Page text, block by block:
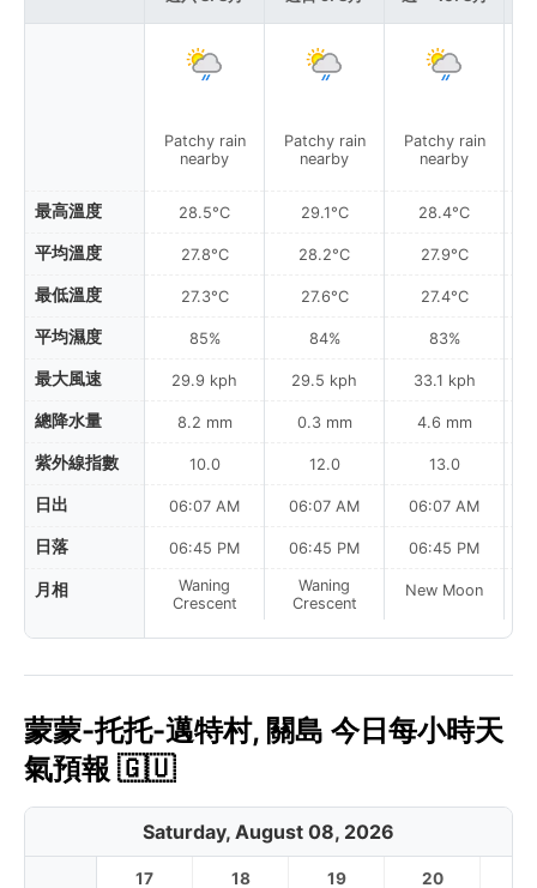
最高溫度
平均溫度
最低溫度
平均濕度
最大風速
總降水量
紫外線指數
日出
日落
月相
Patchy rain
nearby
28.5°C
27.8°C
27.3°C
85%
29.9 kph
8.2 mm
10.0
06:07 AM
06:45 PM
Waning
Crescent
Patchy rain
nearby
29.1°C
28.2°C
27.6°C
84%
29.5 kph
0.3 mm
12.0
06:07 AM
06:45 PM
Waning
Crescent
Patchy rain
nearby
28.4°C
27.9°C
27.4°C
83%
33.1 kph
4.6 mm
13.0
06:07 AM
06:45 PM
New Moon
蒙蒙-托托-邁特村, 關島 今日每小時天
氣預報 🇬🇺
Saturday, August 08, 2026
17 18 19 20